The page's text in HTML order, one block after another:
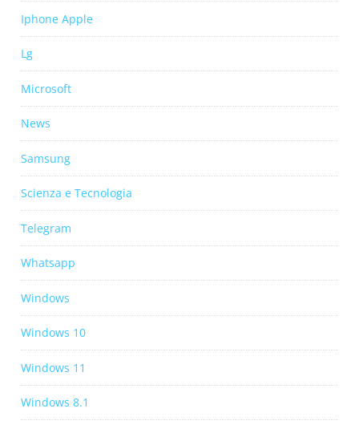
Iphone Apple
Lg
Microsoft
News
Samsung
Scienza e Tecnologia
Telegram
Whatsapp
Windows
Windows 10
Windows 11
Windows 8.1